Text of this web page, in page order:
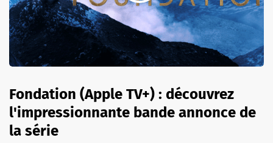
Fondation (Apple TV+) : découvrez
l'impressionnante bande annonce de
la série